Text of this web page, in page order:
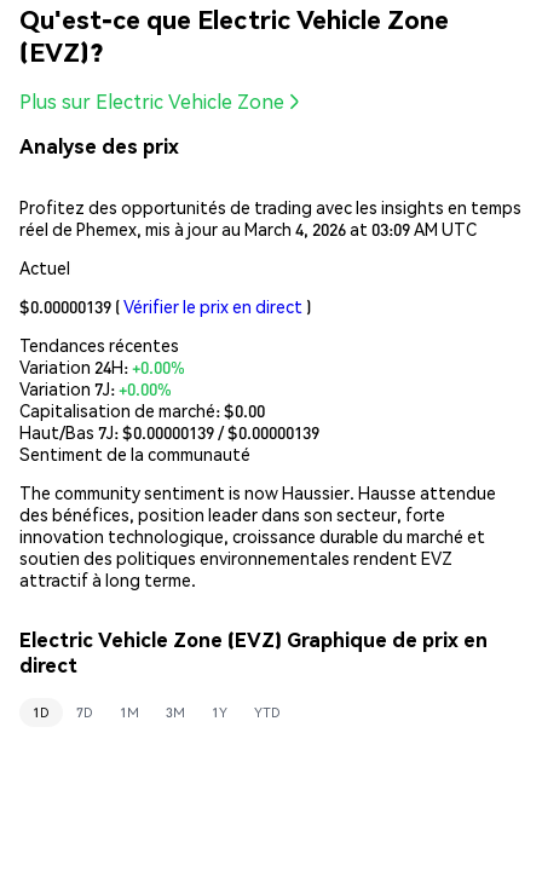
Qu'est-ce que Electric Vehicle Zone
(EVZ)?
Plus sur Electric Vehicle Zone
Analyse des prix
Profitez des opportunités de trading avec les insights en temps
réel de Phemex, mis à jour au March 4, 2026 at 03:09 AM UTC
Actuel
$0.00000139 (Vérifier le prix en direct )
Tendances récentes
Variation 24H:+0.00%
Variation 7J:+0.00%
Capitalisation de marché:$0.00
Haut/Bas 7J: $0.00000139/ $0.00000139
Sentiment de la communauté
The community sentiment is now Haussier. Hausse attendue
des bénéfices, position leader dans son secteur, forte
innovation technologique, croissance durable du marché et
soutien des politiques environnementales rendent EVZ
attractif à long terme.
Electric Vehicle Zone (EVZ) Graphique de prix en
direct
1D 7D 1M 3M 1Y YTD